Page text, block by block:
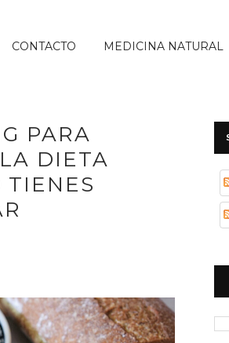
CONTACTO MEDICINA NATURAL
PARA
DIETA